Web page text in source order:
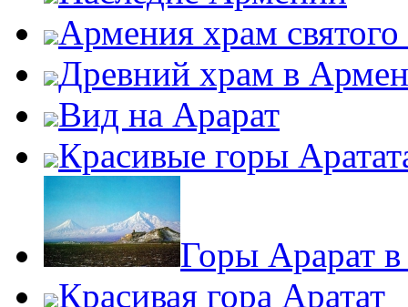
Армения храм святого
Древний храм в
Вид на Арарат
Красивые горы
Горы Арарат
Красивая гора Аратат